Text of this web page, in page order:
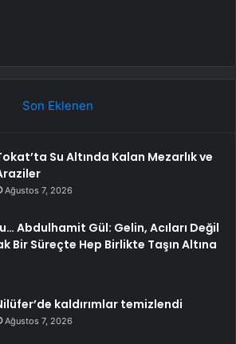
Son Eklenen
Su Altında Kalan Mezarlık ve
Ağustos 7, 2026
Abdulhamit Gül: Gelin, Acıları Değil
Bir Süreçte Hep Birlikte Taşın Altına
kaldırımlar temizlendi
Ağustos 7, 2026